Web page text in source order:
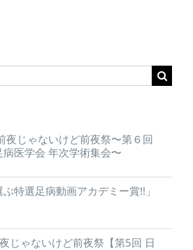
夜じゃないけど前夜祭〜第６回
医学会 年次学術集会〜
ぶ特選足病動画アカデミー賞!!」
じゃないけど前夜祭【第5回 日